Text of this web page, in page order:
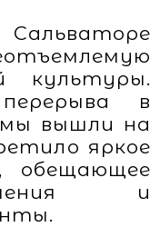
культуры.
в
вышли на
яркое
обещающее
и